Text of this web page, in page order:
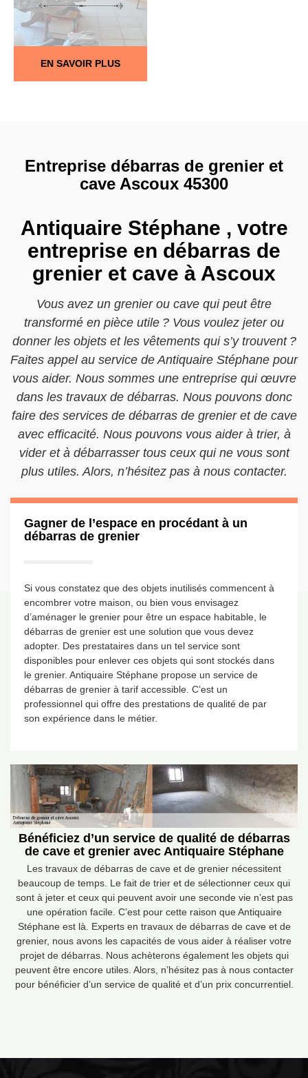
EN SAVOIR PLUS
Entreprise débarras de grenier et
cave Ascoux 45300
Antiquaire Stéphane , votre
entreprise en débarras de
grenier et cave à Ascoux
Vous avez un grenier ou cave qui peut être
transformé en pièce utile ? Vous voulez jeter ou
donner les objets et les vêtements qui s’y trouvent ?
Faites appel au service de Antiquaire Stéphane pour
vous aider. Nous sommes une entreprise qui œuvre
dans les travaux de débarras. Nous pouvons donc
faire des services de débarras de grenier et de cave
avec efficacité. Nous pouvons vous aider à trier, à
vider et à débarrasser tous ceux qui ne vous sont
plus utiles. Alors, n’hésitez pas à nous contacter.
Gagner de l’espace en procédant à un
débarras de grenier
Si vous constatez que des objets inutilisés commencent à
encombrer votre maison, ou bien vous envisagez
d’aménager le grenier pour être un espace habitable, le
débarras de grenier est une solution que vous devez
adopter. Des prestataires dans un tel service sont
disponibles pour enlever ces objets qui sont stockés dans
le grenier. Antiquaire Stéphane propose un service de
débarras de grenier à tarif accessible. C’est un
professionnel qui offre des prestations de qualité de par
son expérience dans le métier.
Bénéficiez d’un service de qualité de débarras
de cave et grenier avec Antiquaire Stéphane
Les travaux de débarras de cave et de grenier nécessitent
beaucoup de temps. Le fait de trier et de sélectionner ceux qui
sont à jeter et ceux qui peuvent avoir une seconde vie n’est pas
une opération facile. C’est pour cette raison que Antiquaire
Stéphane est là. Experts en travaux de débarras de cave et de
grenier, nous avons les capacités de vous aider à réaliser votre
projet de débarras. Nous achèterons également les objets qui
peuvent être encore utiles. Alors, n’hésitez pas à nous contacter
pour bénéficier d’un service de qualité et d’un prix concurrentiel.